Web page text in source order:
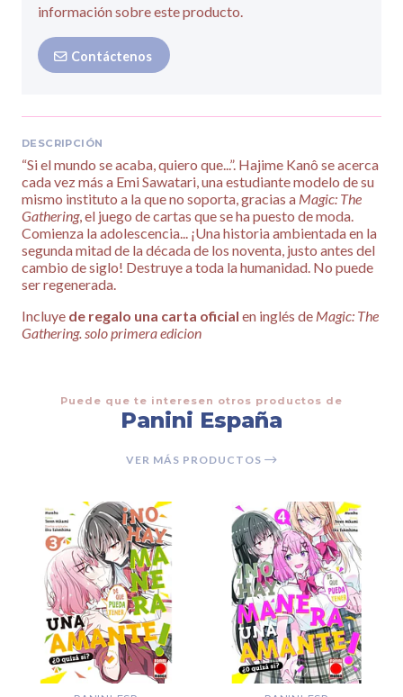
información sobre este producto.
Contáctenos
DESCRIPCIÓN
“Si el mundo se acaba, quiero que...”. Hajime Kanô se acerca
cada vez más a Emi Sawatari, una estudiante modelo de su
mismo instituto a la que no soporta, gracias a Magic: The
Gathering, el juego de cartas que se ha puesto de moda.
Comienza la adolescencia... ¡Una historia ambientada en la
segunda mitad de la década de los noventa, justo antes del
cambio de siglo! Destruye a toda la humanidad. No puede
ser regenerada.
Incluye de regalo una carta oficial en inglés de Magic: The
Gathering. solo primera edicion
Puede que te interesen otros productos de
Panini España
VER MÁS PRODUCTOS